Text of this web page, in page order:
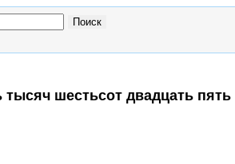
шестьсот двадцать пять